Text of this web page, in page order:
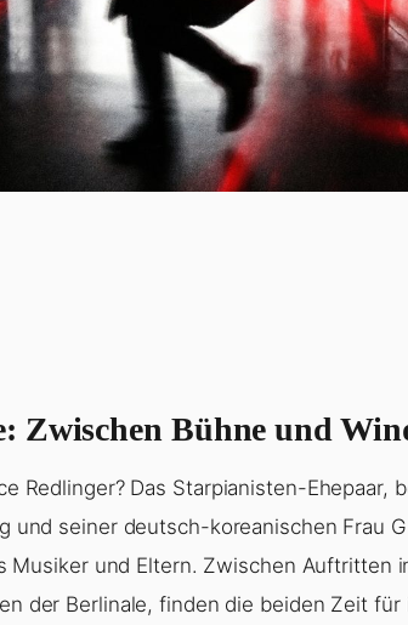
Zwischen Bühne und
Redlinger? Das Starpianisten-Ehepaar,
und seiner deutsch-koreanischen Frau
Musiker und Eltern. Zwischen Auftritten
der Berlinale, finden die beiden Zeit